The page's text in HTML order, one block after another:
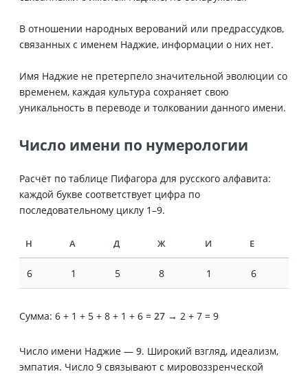
В отношении народных верований или предрассудков,
связанных с именем Наджие, информации о них нет.
Имя Наджие не претерпело значительной эволюции со
временем, каждая культура сохраняет свою
уникальность в переводе и толковании данного имени.
Число имени по нумерологии
Расчёт по таблице Пифагора для русского алфавита:
каждой букве соответствует цифра по
последовательному циклу 1–9.
Н А Д Ж И Е
6 1 5 8 1 6
Сумма: 6 + 1 + 5 + 8 + 1 + 6 = 27 → 2 + 7 = 9
Число имени Наджие — 9. Широкий взгляд, идеализм,
эмпатия. Число 9 связывают с мировоззренческой